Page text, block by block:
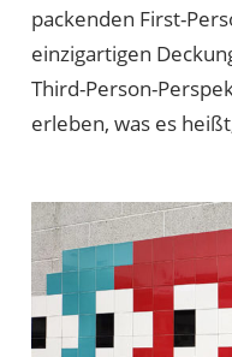
packenden First-
einzigartigen
Third-Person-
erleben, was es